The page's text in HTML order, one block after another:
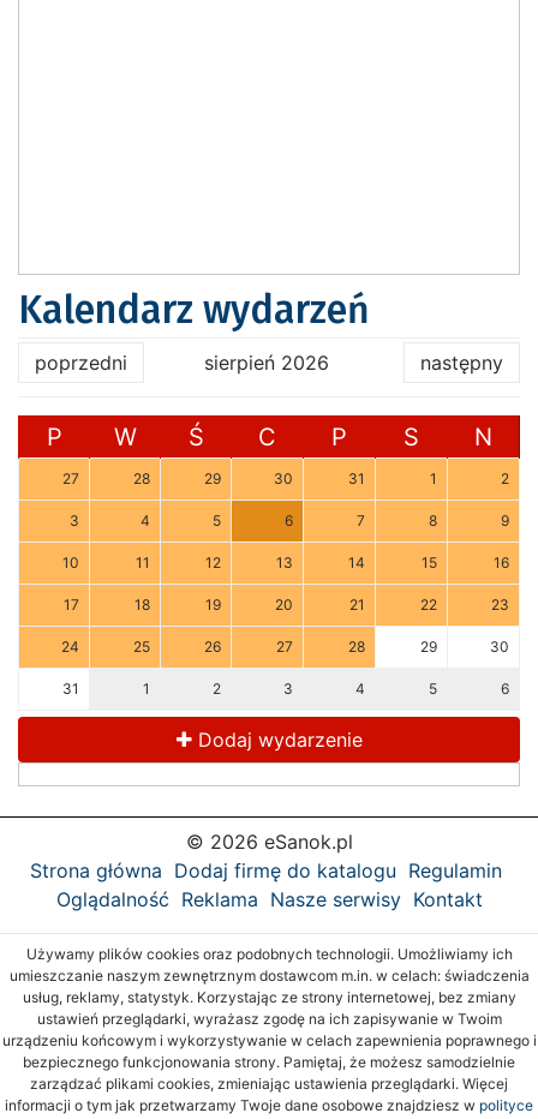
Kalendarz wydarzeń
poprzedni sierpień 2026 następny
P W Ś C P S N
27 28 29 30 31 1 2
3 4 5 6 7 8 9
10 11 12 13 14 15 16
17 18 19 20 21 22 23
24 25 26 27 28 29 30
31 1 2 3 4 5 6
Dodaj wydarzenie
© 2026 eSanok.pl
Strona główna Dodaj firmę do katalogu Regulamin
Oglądalność Reklama Nasze serwisy Kontakt
Używamy plików cookies oraz podobnych technologii. Umożliwiamy ich
umieszczanie naszym zewnętrznym dostawcom m.in. w celach: świadczenia
usług, reklamy, statystyk. Korzystając ze strony internetowej, bez zmiany
ustawień przeglądarki, wyrażasz zgodę na ich zapisywanie w Twoim
urządzeniu końcowym i wykorzystywanie w celach zapewnienia poprawnego i
bezpiecznego funkcjonowania strony. Pamiętaj, że możesz samodzielnie
zarządzać plikami cookies, zmieniając ustawienia przeglądarki. Więcej
informacji o tym jak przetwarzamy Twoje dane osobowe znajdziesz w polityce